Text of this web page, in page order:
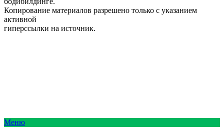
Копирование материалов разрешено только с указанием
активной
гиперссылки на источник.
Меню